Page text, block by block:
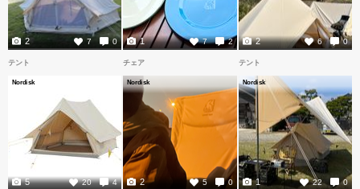
7 0
2 7 2
1 6 0
2
テント
Nordisk
20 4
5
チェア
Nordisk
5 0
2
テント
Nordisk
22 0
1